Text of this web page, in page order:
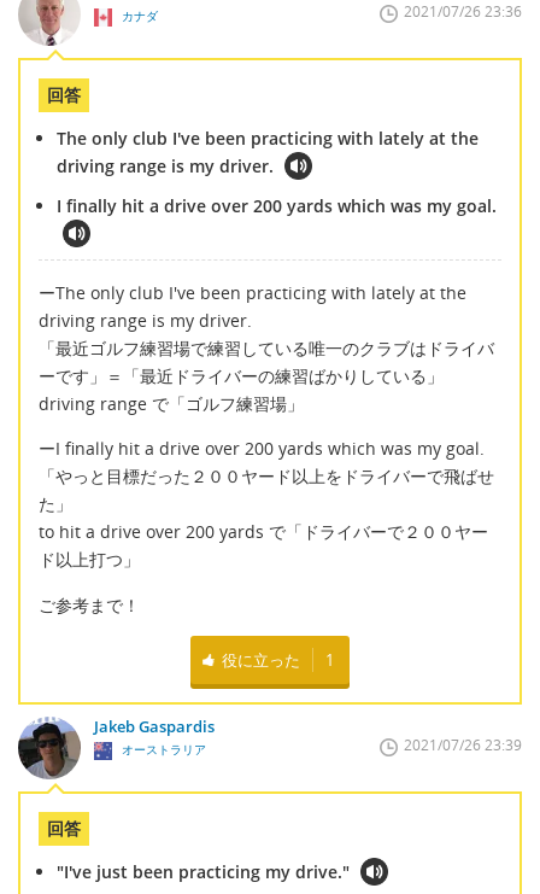
カナダ 2021/07/26 23:36
回答
The only club I've been practicing with lately at the
driving range is my driver.
I finally hit a drive over 200 yards which was my goal.
ーThe only club I've been practicing with lately at the
driving range is my driver.
「最近ゴルフ練習場で練習している唯一のクラブはドライバ
ーです」＝「最近ドライバーの練習ばかりしている」
driving range で「ゴルフ練習場」
ーI finally hit a drive over 200 yards which was my goal.
「やっと目標だった２００ヤード以上をドライバーで飛ばせ
た」
to hit a drive over 200 yards で「ドライバーで２００ヤー
ド以上打つ」
ご参考まで！
役に立った 1
Jakeb Gaspardis
オーストラリア 2021/07/26 23:39
回答
"I've just been practicing my drive."